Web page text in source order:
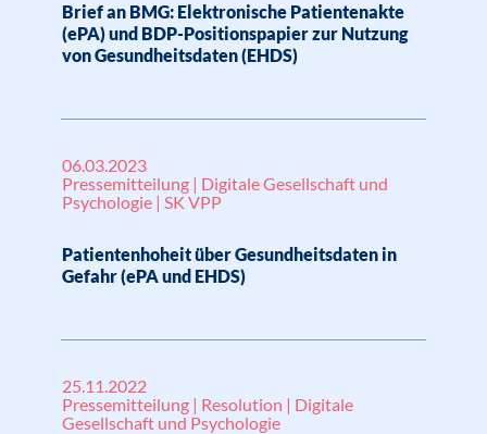
Brief an BMG: Elektronische Patientenakte
(ePA) und BDP-Positionspapier zur Nutzung
von Gesundheitsdaten (EHDS)
06.03.2023
Pressemitteilung | Digitale Gesellschaft und
Psychologie | SK VPP
Patientenhoheit über Gesundheitsdaten in
Gefahr (ePA und EHDS)
25.11.2022
Pressemitteilung | Resolution | Digitale
Gesellschaft und Psychologie